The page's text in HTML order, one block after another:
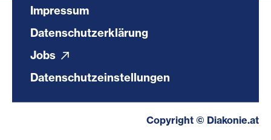
Impressum
Datenschutzerklärung
Jobs
Datenschutzeinstellungen
Copyright © Diakonie.at